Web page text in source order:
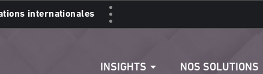
internationales
INSIGHTS NOS SOLUTIONS